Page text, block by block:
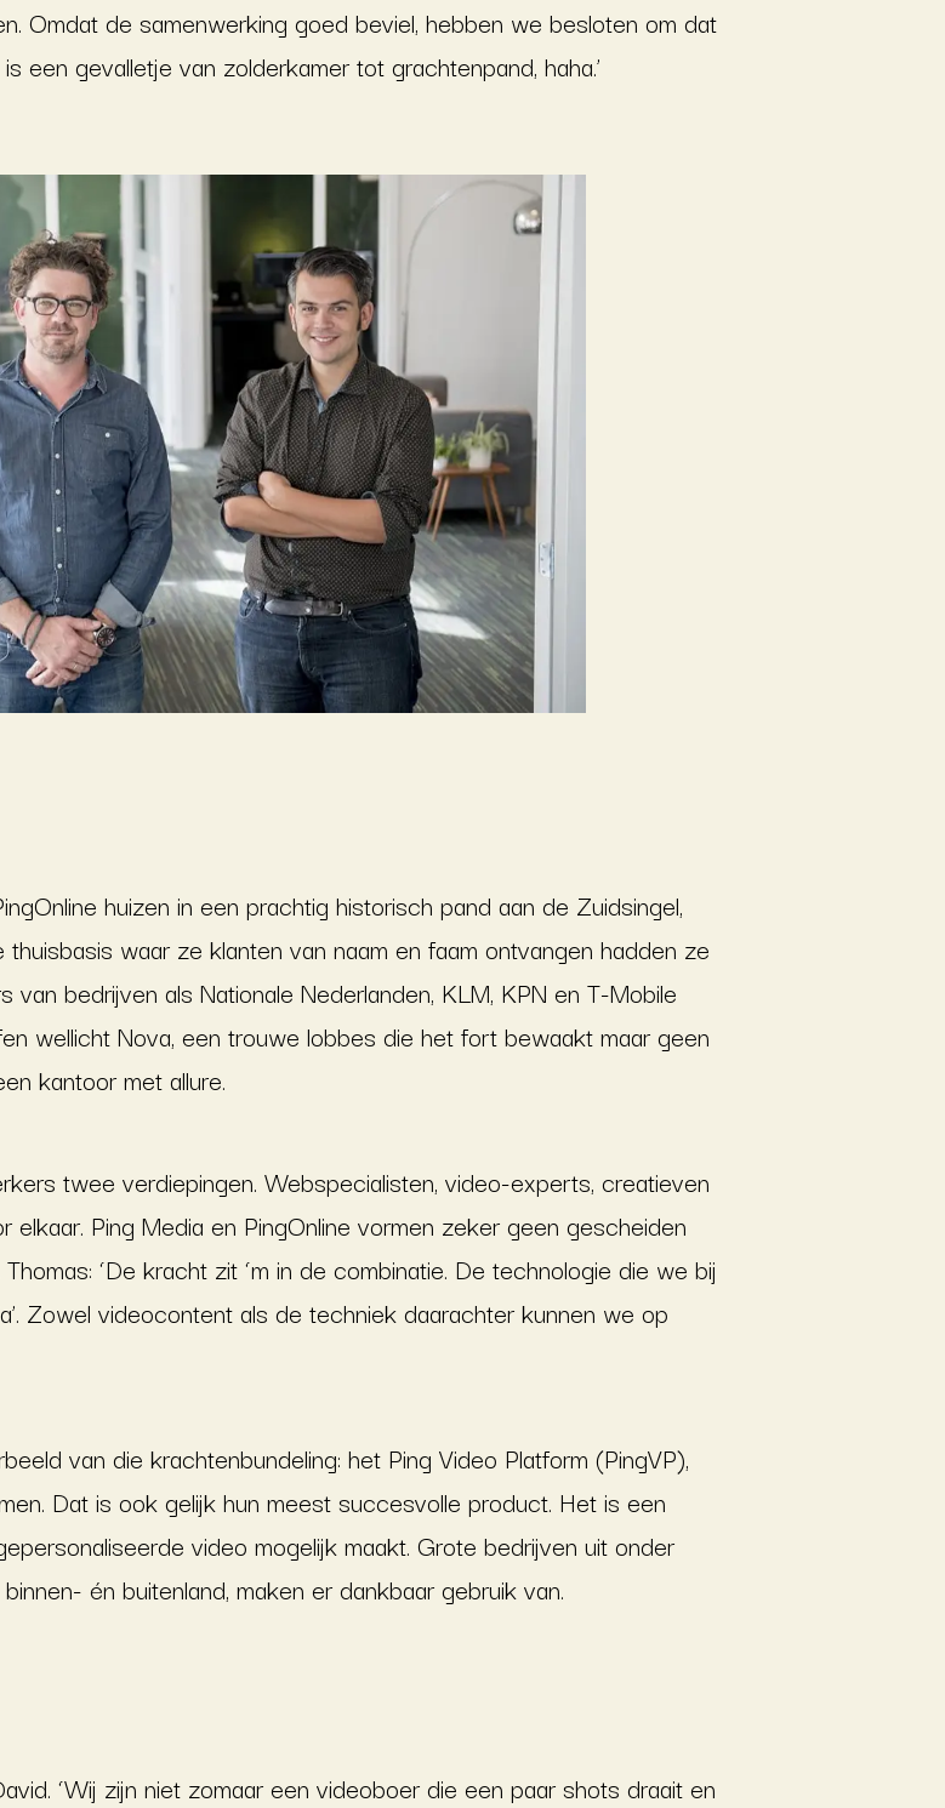
Omdat de samenwerking goed beviel, hebben we besloten om dat
een gevalletje van zolderkamer tot grachtenpand, haha.’
huizen in een prachtig historisch pand aan de Zuidsingel,
waar ze klanten van naam en faam ontvangen hadden ze
bedrijven als Nationale Nederlanden, KLM, KPN en T-Mobile
wellicht Nova, een trouwe lobbes die het fort bewaakt maar geen
kantoor met allure.
twee verdiepingen. Webspecialisten, video-experts, creatieven
Ping Media en PingOnline vormen zeker geen gescheiden
‘De kracht zit ‘m in de combinatie. De technologie die we bij
Zowel videocontent als de techniek daarachter kunnen we op
van die krachtenbundeling: het Ping Video Platform (PingVP),
Dat is ook gelijk hun meest succesvolle product. Het is een
video mogelijk maakt. Grote bedrijven uit onder
én buitenland, maken er dankbaar gebruik van.
‘Wij zijn niet zomaar een videoboer die een paar shots draait en